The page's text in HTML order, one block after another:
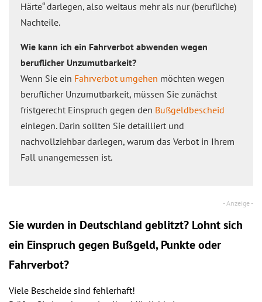
Härte“ darlegen, also weitaus mehr als nur (berufliche)
Nachteile.
Wie kann ich ein Fahrverbot abwenden wegen
beruflicher Unzumutbarkeit?
Wenn Sie ein Fahrverbot umgehen möchten wegen
beruflicher Unzumutbarkeit, müssen Sie zunächst
fristgerecht Einspruch gegen den Bußgeldbescheid
einlegen. Darin sollten Sie detailliert und
nachvollziehbar darlegen, warum das Verbot in Ihrem
Fall unangemessen ist.
Sie wurden in Deutschland geblitzt? Lohnt sich
ein Einspruch gegen Bußgeld, Punkte oder
Fahrverbot?
Viele Bescheide sind fehlerhaft!